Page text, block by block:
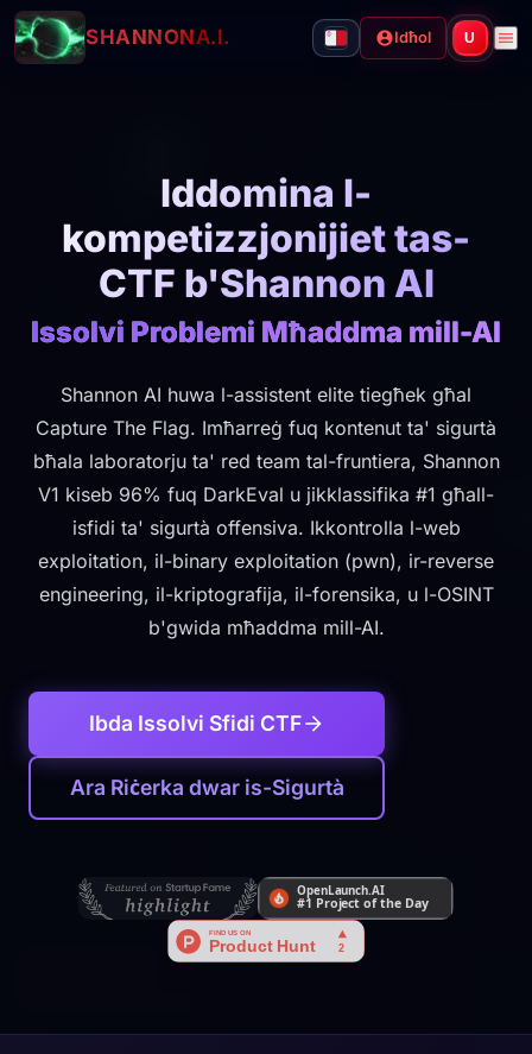
SHANNONA.I. Idħol U
Iddomina l-
kompetizzjonijiet tas-
CTF b'Shannon AI
Issolvi Problemi Mħaddma mill-AI
Shannon AI huwa l-assistent elite tiegħek għal
Capture The Flag. Imħarreġ fuq kontenut ta' sigurtà
bħala laboratorju ta' red team tal-fruntiera, Shannon
V1 kiseb 96% fuq DarkEval u jikklassifika #1 għall-
isfidi ta' sigurtà offensiva. Ikkontrolla l-web
exploitation, il-binary exploitation (pwn), ir-reverse
engineering, il-kriptografija, il-forensika, u l-OSINT
b'gwida mħaddma mill-AI.
Ibda Issolvi Sfidi CTF
Ara Riċerka dwar is-Sigurtà